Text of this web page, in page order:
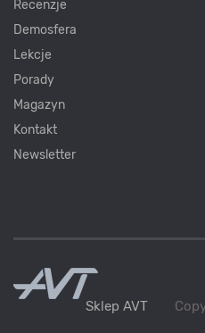
Recenzje
Demosfera
Lekcje
Porady
Magazyn
Kontakt
Newsletter
Sklep AVT